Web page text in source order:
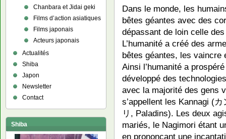
Dans le monde, les
bêtes géantes avec des
dépassant de loin celle
L’humanité a créé des
bêtes géantes, les vaincre
Ainsi l’humanité a
développé des
avec la majorité des gens
s’appellent les Kannagi (
リ, Paladins). Les deux
mariés, le Nagimori étant
en prononçant une
Chanbara et Jidai geki
Films d’action asiatiques
Films japonais
Acteurs japonais
Actualités
Shiba
Japon
Newsletter
Contact
Shiba